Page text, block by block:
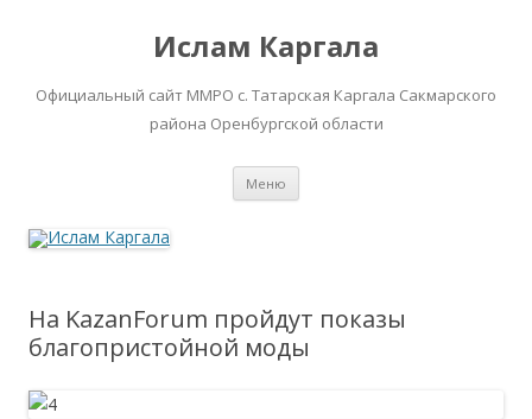
Ислам Каргала
Официальный сайт ММРО с. Татарская Каргала Сакмарского
района Оренбургской области
Меню
На KazanForum пройдут показы
благопристойной моды